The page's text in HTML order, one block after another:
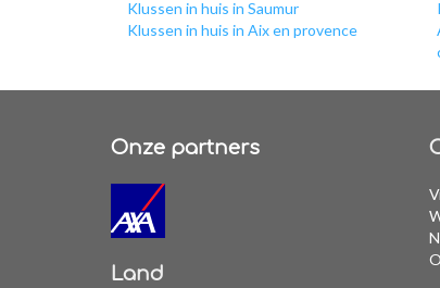
Klussen in huis in Saumur
Klussen in huis in Aix en provence
Onze partners
Land